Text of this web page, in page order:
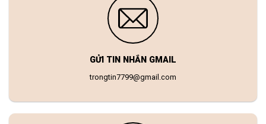
GỬI TIN NHẮN GMAIL
trongtin7799@gmail.com